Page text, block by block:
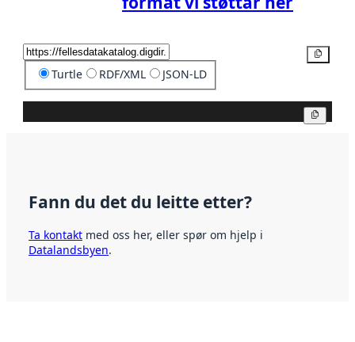
Turtle RDF/XML JSON-LD
Fann du det du leitte etter?
Ta kontakt med oss her, eller spør om hjelp i
Datalandsbyen.